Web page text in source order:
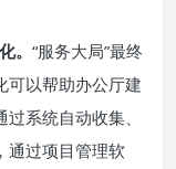
。 “服务大局”最终
可以帮助办公厅建
系统自动收集、
通过项目管理软